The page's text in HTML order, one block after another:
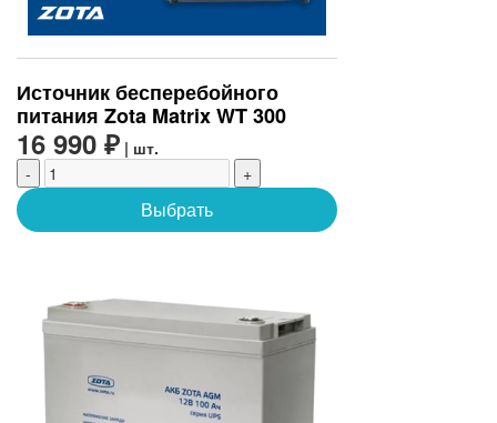
Источник бесперебойного
питания Zota Matrix WT 300
16 990 ₽ | шт.
-
+
Выбрать